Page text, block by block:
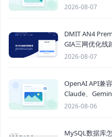
2026-08-07
DMIT AN4
GIA三网优化线
2026-08-07
OpenAI API兼
Claude、
2026-08-06
MySQL数据库